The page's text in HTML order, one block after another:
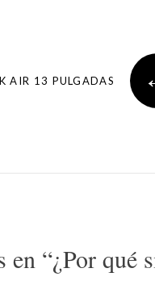
AIR 13 PULGADAS
en “¿Por qué